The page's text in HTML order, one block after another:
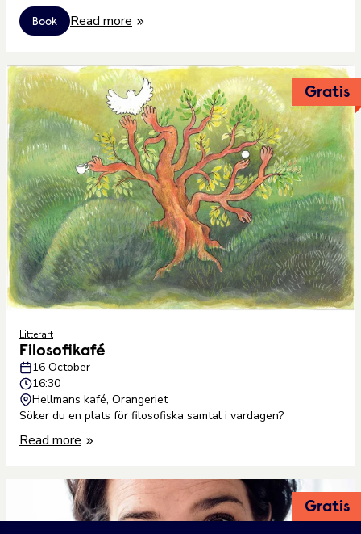
Book Read more
Gratis
Litterart
Filosofikafé
16 October
16:30
Hellmans kafé, Orangeriet
Söker du en plats för filosofiska samtal i vardagen?
Read more
Gratis